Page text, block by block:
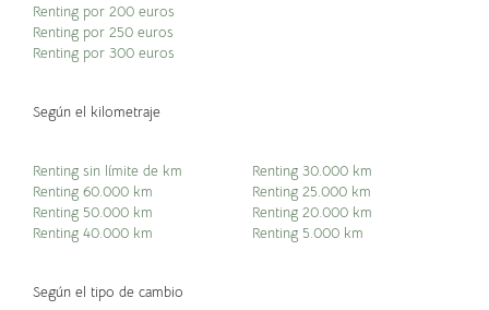
Renting por 200 euros
Renting por 250 euros
Renting por 300 euros
Según el kilometraje
Renting sin límite de km
Renting 60.000 km
Renting 50.000 km
Renting 40.000 km
Renting 30.000 km
Renting 25.000 km
Renting 20.000 km
Renting 5.000 km
Según el tipo de cambio